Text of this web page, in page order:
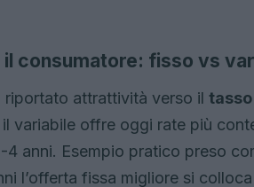
consumatore: fisso vs
riportato attrattività verso il
variabile offre oggi rate più
anni. Esempio pratico preso
l’offerta fissa migliore si